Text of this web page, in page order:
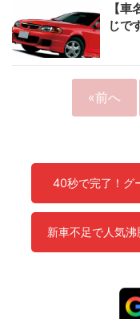
【
じで
«前へ
40秒で完了！グ
新車不足で人気